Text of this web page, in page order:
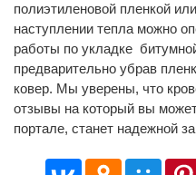
полиэтиленовой пленкой
наступлении тепла можно
работы по укладке
предварительно убрав
ковер. Мы уверены, что
отзывы на который вы
портале, станет надежной